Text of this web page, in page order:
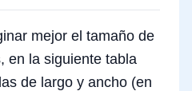
mejor el tamaño de
en la siguiente tabla
de largo y ancho (en